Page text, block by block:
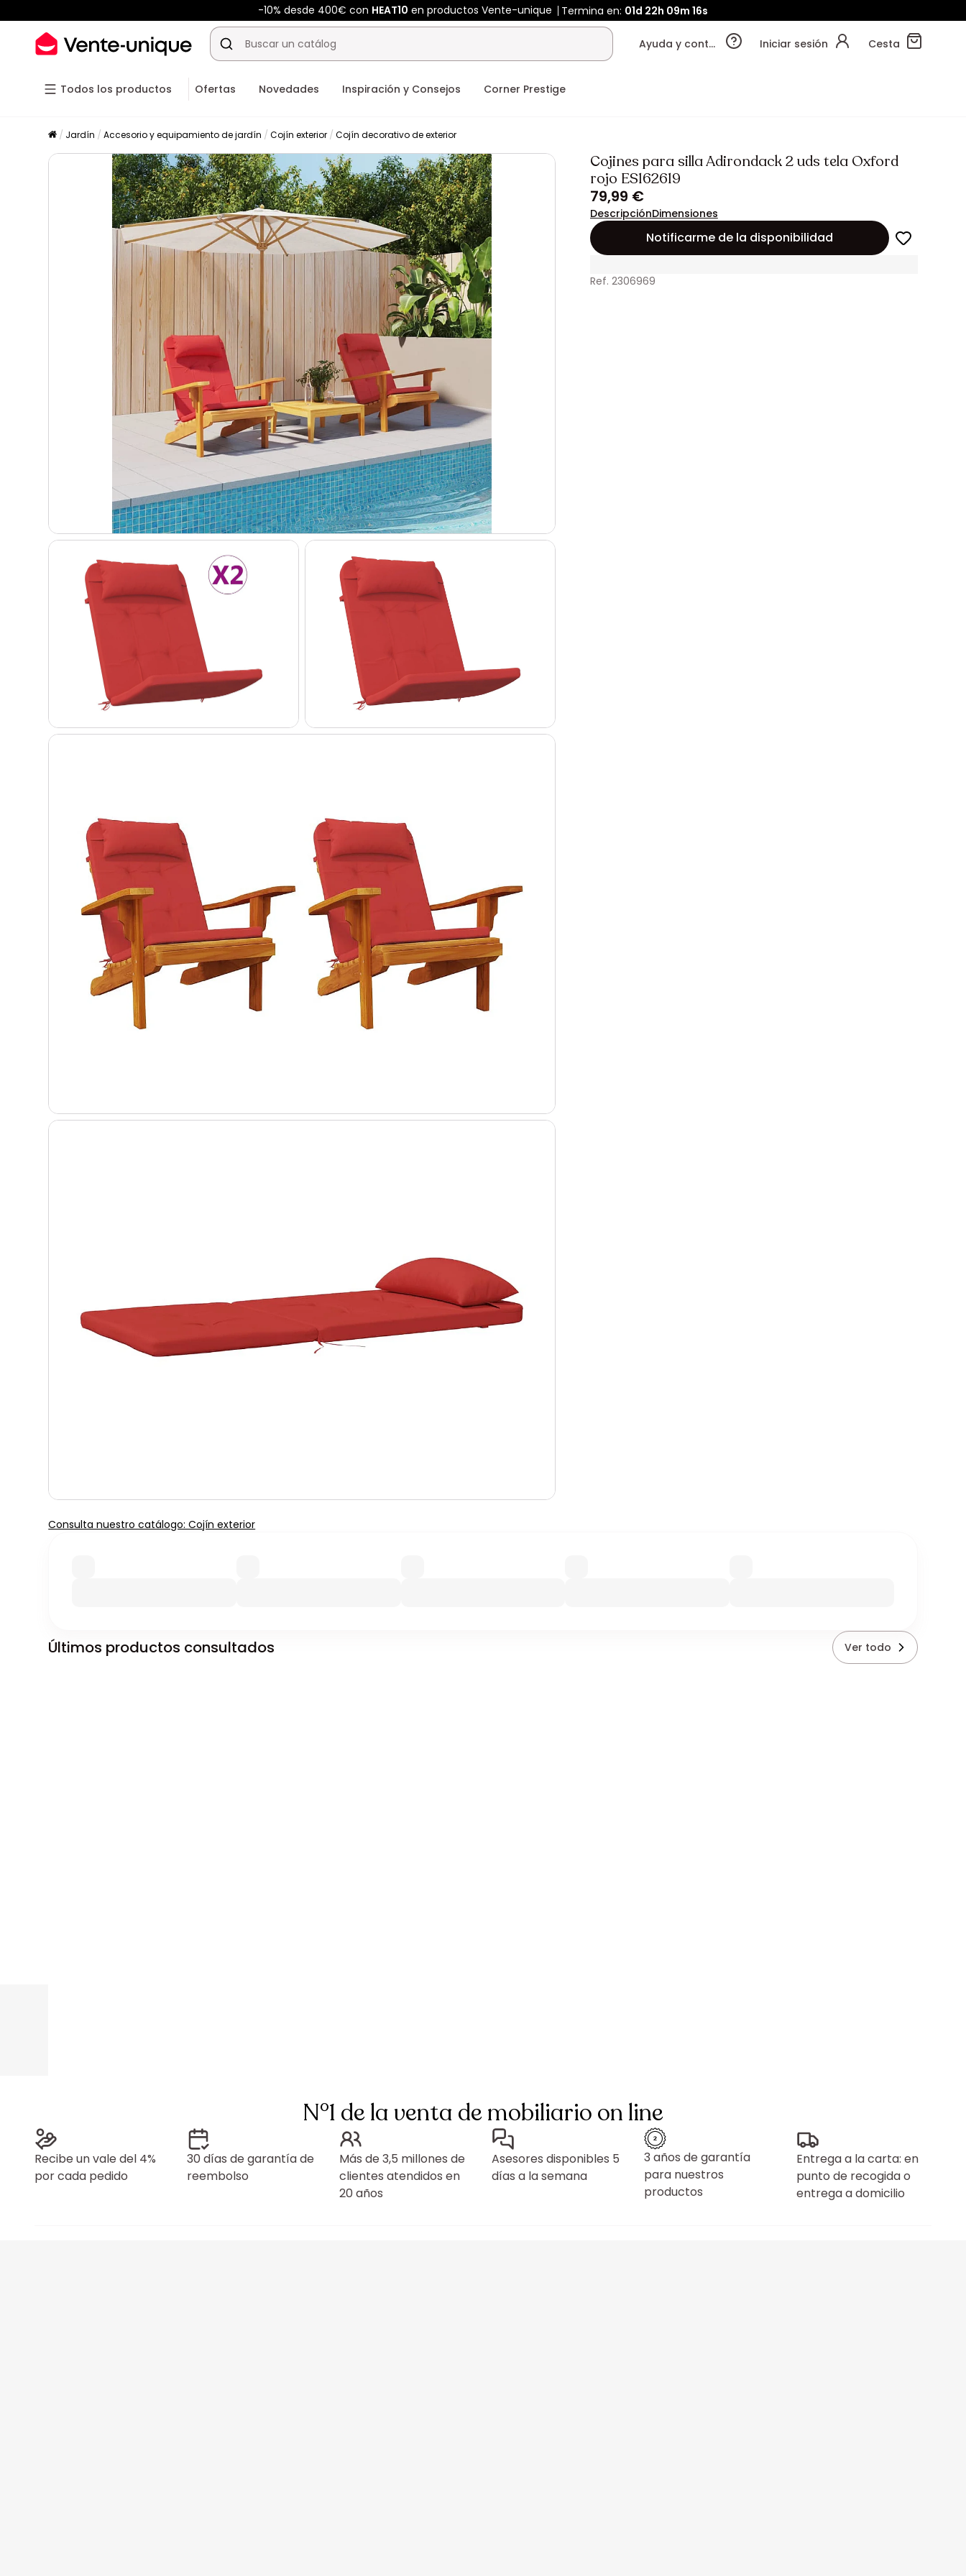
-10% desde 400€ con HEAT10 en productos Vente-unique Termina en: 01d 22h 09m 14s
Ayuda y contacto Iniciar sesión Cesta
Todos los productos Ofertas Novedades Inspiración y Consejos Corner Prestige
Jardín Accesorio y equipamiento de jardín Cojín exterior Cojín decorativo de exterior
Cojines para silla Adirondack 2 uds tela Oxford
rojo ES162619
79,99 €
DescripciónDimensiones
Notificarme de la disponibilidad
Ref. 2306969
Consulta nuestro catálogo: Cojín exterior
Últimos productos consultados Ver todo
N°1 de la venta de mobiliario on line
Recibe un vale del 4%
por cada pedido
30 días de garantía de
reembolso
Más de 3,5 millones de
clientes atendidos en
20 años
Asesores disponibles 5
días a la semana
3 años de garantía
para nuestros
productos
Entrega a la carta: en
punto de recogida o
entrega a domicilio